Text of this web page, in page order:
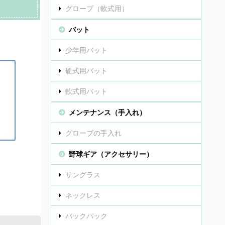
グローブ（軟式用）
バット
少年用バット
硬式用バット
軟式用バット
メンテナンス（手入れ）
グローブの手入れ
野球ギア（アクセサリー）
サングラス
ネックレス
バックパック